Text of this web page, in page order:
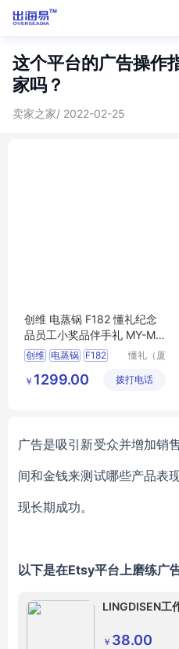
这个平台的广告操作
家吗？
卖家之家/ 2022-02-25
创维 电蒸锅 F182 懂礼纪念
品员工小奖品伴手礼 MY-MS
MX-(T)-25
创维 电蒸锅 F182
MY
MSMX T
懂礼（厦
链有限公
￥ 1299.00 拨打电话
广告是吸引新受众并增加销
间和金钱来测试哪些产品表
现长期成功。
以下是在Etsy平台上磨练广
LINGDISEN工
￥ 38.00